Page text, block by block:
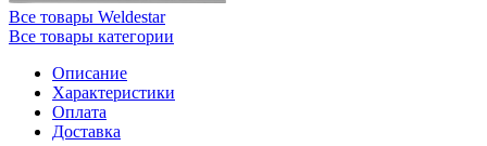
Все товары Weldestar
Все товары категории
Описание
Характеристики
Оплата
Доставка